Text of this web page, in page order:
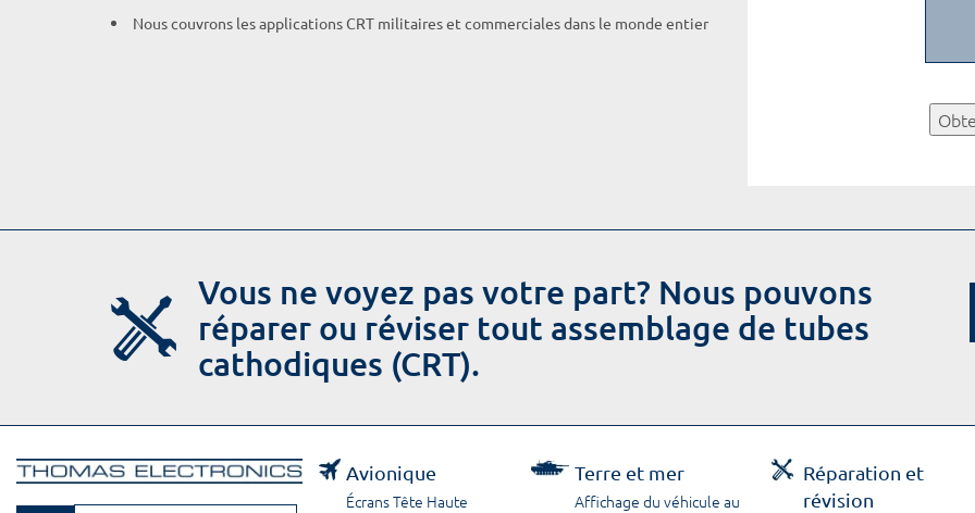
Nous couvrons les applications CRT militaires et commerciales dans le monde entier
Vous ne voyez pas votre part? Nous pouvons
réparer ou réviser tout assemblage de tubes
cathodiques (CRT).
Avionique
Écrans Tête Haute
Terre et mer
Affichage du véhicule au
Réparation et
révision